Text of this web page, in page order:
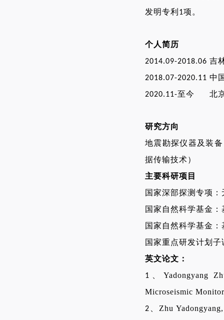
发明专利 1项。
个人简历
2014.09-2018.06 吉
2018.07-2020.11 中
2020.11-至今 北
研究方向
地震勘探仪器及装
据传输技术）
主要科研项目
国家深部探测专项
国家自然科学基金
国家自然科学基金
国家重点研发计划
英文论文：
1
Yadongyang
Microseismic
2
Zhu